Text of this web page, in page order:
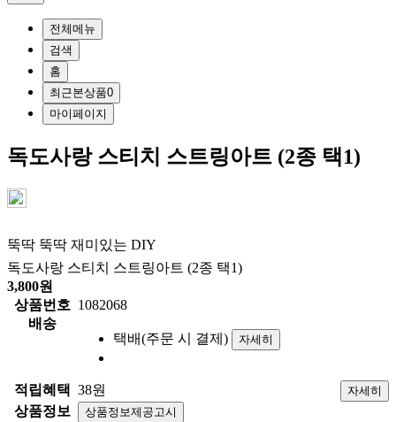
전체메뉴
검색
홈
최근본상품0
마이페이지
독도사랑 스티치 스트링아트 (2종 택1)
뚝딱 뚝딱 재미있는 DIY
독도사랑 스티치 스트링아트 (2종 택1)
3,800원
상품번호 1082068
배송
택배(주문 시 결제)
자세히
적립혜택 38원 자세히
상품정보 상품정보제공고시